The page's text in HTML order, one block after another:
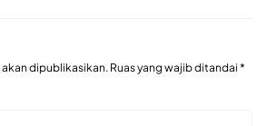
dipublikasikan. Ruas yang wajib ditandai *